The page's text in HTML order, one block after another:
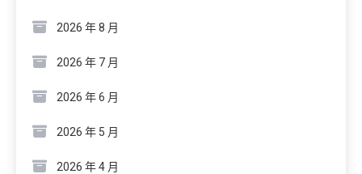
2026 年 8 月
2026 年 7 月
2026 年 6 月
2026 年 5 月
2026 年 4 月